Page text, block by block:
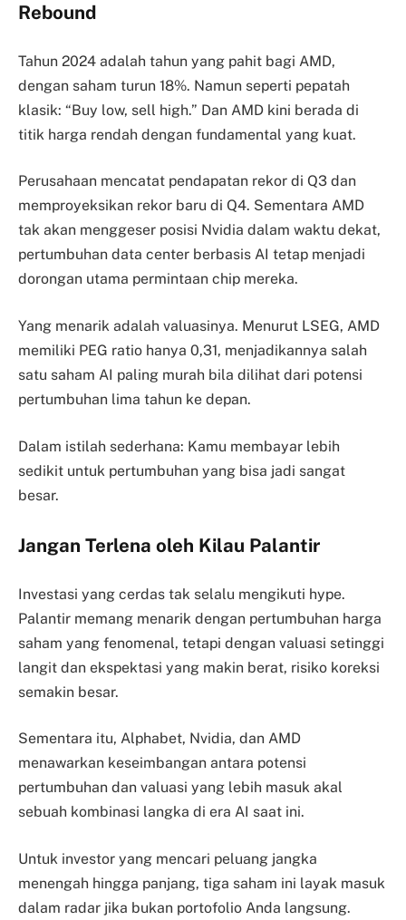
Rebound
Tahun 2024 adalah tahun yang pahit bagi AMD,
dengan saham turun 18%. Namun seperti pepatah
klasik: “Buy low, sell high.” Dan AMD kini berada di
titik harga rendah dengan fundamental yang kuat.
Perusahaan mencatat pendapatan rekor di Q3 dan
memproyeksikan rekor baru di Q4. Sementara AMD
tak akan menggeser posisi Nvidia dalam waktu dekat,
pertumbuhan data center berbasis AI tetap menjadi
dorongan utama permintaan chip mereka.
Yang menarik adalah valuasinya. Menurut LSEG, AMD
memiliki PEG ratio hanya 0,31, menjadikannya salah
satu saham AI paling murah bila dilihat dari potensi
pertumbuhan lima tahun ke depan.
Dalam istilah sederhana: Kamu membayar lebih
sedikit untuk pertumbuhan yang bisa jadi sangat
besar.
Jangan Terlena oleh Kilau Palantir
Investasi yang cerdas tak selalu mengikuti hype.
Palantir memang menarik dengan pertumbuhan harga
saham yang fenomenal, tetapi dengan valuasi setinggi
langit dan ekspektasi yang makin berat, risiko koreksi
semakin besar.
Sementara itu, Alphabet, Nvidia, dan AMD
menawarkan keseimbangan antara potensi
pertumbuhan dan valuasi yang lebih masuk akal
sebuah kombinasi langka di era AI saat ini.
Untuk investor yang mencari peluang jangka
menengah hingga panjang, tiga saham ini layak masuk
dalam radar jika bukan portofolio Anda langsung.